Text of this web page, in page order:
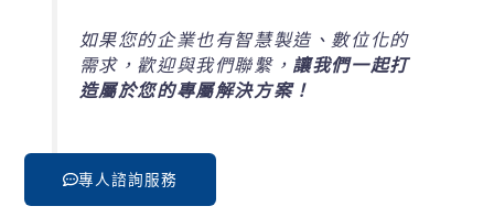
如果您的企業也有智慧製造、數位化的
需求，歡迎與我們聯繫， 讓我們一起打
造屬於您的專屬解決方案！
專人諮詢服務